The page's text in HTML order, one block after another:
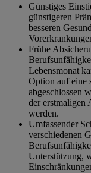
Günstiges
günstigeren
besseren
Frühe
Lebensmonat
Option auf eine
abgeschlossen
der erstmaligen
werden.
Umfassender
verschiedenen
Unterstützung,